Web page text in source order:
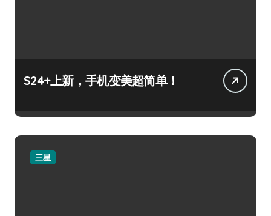
S24+上新，手机变美超简单！
三星